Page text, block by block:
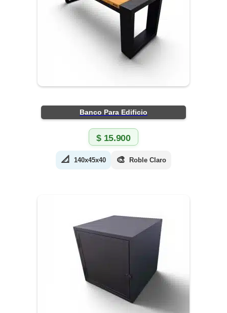
Banco Para Edificio
$15.900
📐 140x45x40 🎨 Roble Claro